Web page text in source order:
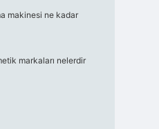
makinesi ne kadar
markaları nelerdir